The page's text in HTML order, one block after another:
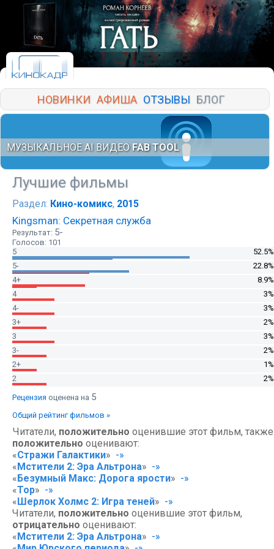
НОВИНКИ АФИША ОТЗЫВЫ БЛОГ
МУЗЫКАЛЬНОЕ AI ВИДЕО FAB TOOL
Лучшие фильмы
Раздел: Кино-комикс, 2015
Kingsman: Секретная служба
Результат: 5-
Голосов: 101
5
52.5%
5-
22.8%
4+
8.9%
4
3%
4-
3%
3+
2%
3
3%
3-
2%
2+
1%
2
2%
Рецензия оценена на 5
Общий рейтинг фильмов »
Читатели, положительно оценившие этот фильм, также
положительно оценивают:
«Стражи Галактики» -»
«Мстители 2: Эра Альтрона» -»
«Безумный Макс: Дорога ярости» -»
«Тор» -»
«Шерлок Холмс 2: Игра теней» -»
Читатели, положительно оценившие этот фильм,
отрицательно оценивают:
«Мстители 2: Эра Альтрона» -»